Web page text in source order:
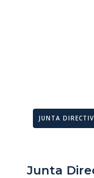
JUNTA
Junta